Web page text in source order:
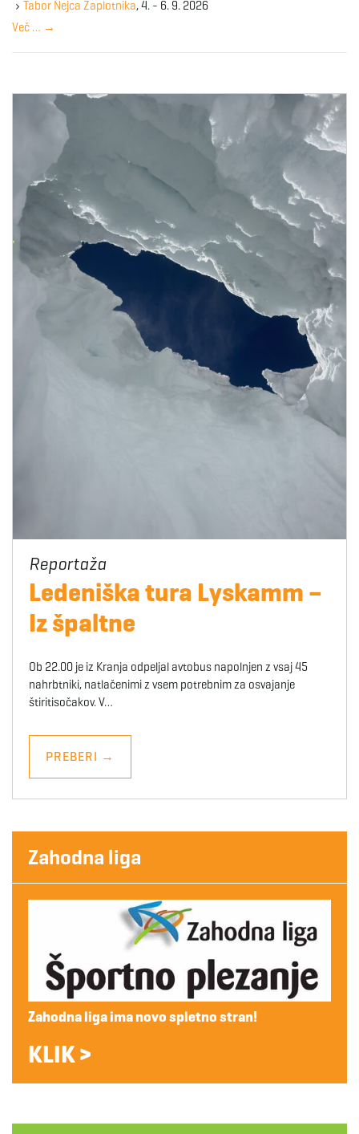
y
w
r
Tabor Nejca Zaplotnika, 4. - 6. 9. 2026
Več … →
Ledeniška tura Lyskamm –
Iz špaltne
Ob 22.00 je iz Kranja odpeljal avtobus napolnjen z vsaj 45
nahrbtniki, natlačenimi z vsem potrebnim za osvajanje
štiritisočakov. V…
PREBERI →
Zahodna liga
Zahodna liga ima novo spletno stran!
KLIK >